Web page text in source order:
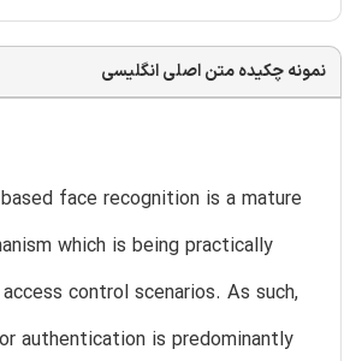
نمونه چکیده متن اصلی انگلیسی
face recognition is a mature
which is being practically
control scenarios. As such,
authentication is predominantly